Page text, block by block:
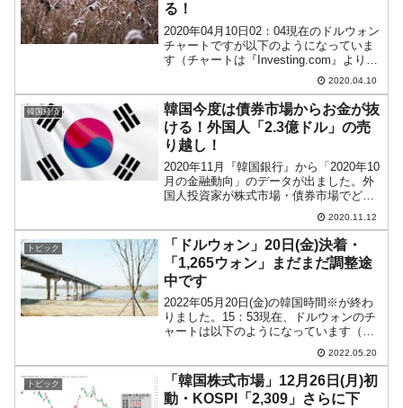
る！
2020年04月10日02：04現在のドルウォン
チャートですが以下のようになっていま
す（チャートは『Investing.com』より引
用）。ウォン高が進行して陰線となり、
ついに「1,210ウォン」を割られました。
現在は「1ドル＝1,208-...
2020.04.10
韓国経済
韓国今度は債券市場からお金が抜
ける！外国人「2.3億ドル」の売
り越し！
2020年11月『韓国銀行』から「2020年10
月の金融動向」のデータが出ました。外
国人投資家が株式市場・債券市場でどの
ような動向であったかが分かります。同
データによると以下のようになります。
2020年10月株式：13.8億ドル債券：-2....
2020.11.12
トピック
「ドルウォン」20日(金)決着・
「1,265ウォン」まだまだ調整途
中です
2022年05月20日(金)の韓国時間※が終わ
りました。15：53現在、ドルウォンのチ
ャートは以下のようになっています（チ
ャートは『Investing.com』より引用）。
上が削られました(笑)。現在のところ「1
ドル＝1,265ウォン」近辺...
2022.05.20
トピック
「韓国株式市場」12月26日(月)初
動・KOSPI「2,309」さらに下